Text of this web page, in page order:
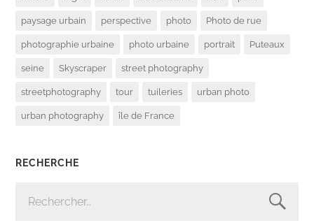
paysage urbain perspective photo Photo de rue
photographie urbaine photo urbaine portrait Puteaux
seine Skyscraper street photography
streetphotography tour tuileries urban photo
urban photography île de France
RECHERCHE